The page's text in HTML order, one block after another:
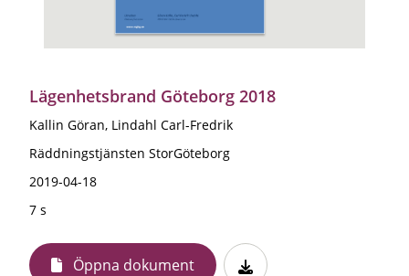
Lägenhetsbrand Göteborg 2018
Kallin Göran, Lindahl Carl-Fredrik
Räddningstjänsten StorGöteborg
2019-04-18
7 s
Öppna dokument